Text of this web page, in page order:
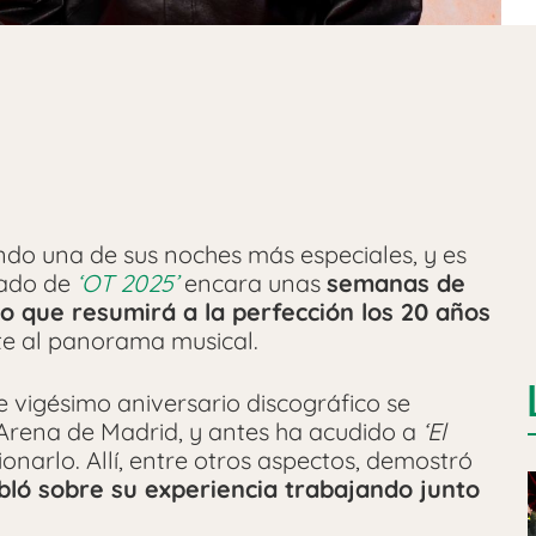
una de sus noches más especiales, y es
de ‘OT 2025’encara unas semanas de
que resumirá a la perfección los 20 años
al panorama musical.
vigésimo aniversario discográfico se
de Madrid, y antes ha acudido a ‘El
Allí, entre otros aspectos, demostró
sobre su experiencia trabajando junto